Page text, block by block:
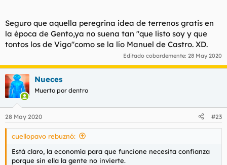
Seguro que aquella peregrina idea de terrenos gratis en
la época de Gento,ya no suena tan "que listo soy y que
tontos los de Vigo"como se la lío Manuel de Castro. XD.
Editado cobardemente: 28 May 2020
Nueces
Muerto por dentro
28 May 2020 #23
cuellopavo rebuznó:
Está claro, la economía para que funcione necesita confianza
porque sin ella la gente no invierte.